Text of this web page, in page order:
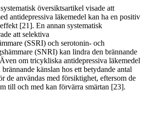
översiktsartikel visade att
antidepressiva läkemedel kan ha en positiv
[21]. En annan systematisk
att selektiva
(SSRI) och serotonin- och
(SNRI) kan lindra den brännande
om tricykliska antidepressiva läkemedel
känslan hos ett betydande antal
de användas med försiktighet, eftersom de
till och med kan förvärra smärtan [23].